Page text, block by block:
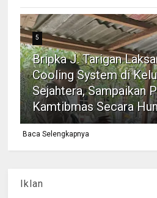
5
Bripka J. Tarigan
Cooling System di
Sejahtera, Sampaikan
Kamtibmas Secara
Baca Selengkapnya
Iklan